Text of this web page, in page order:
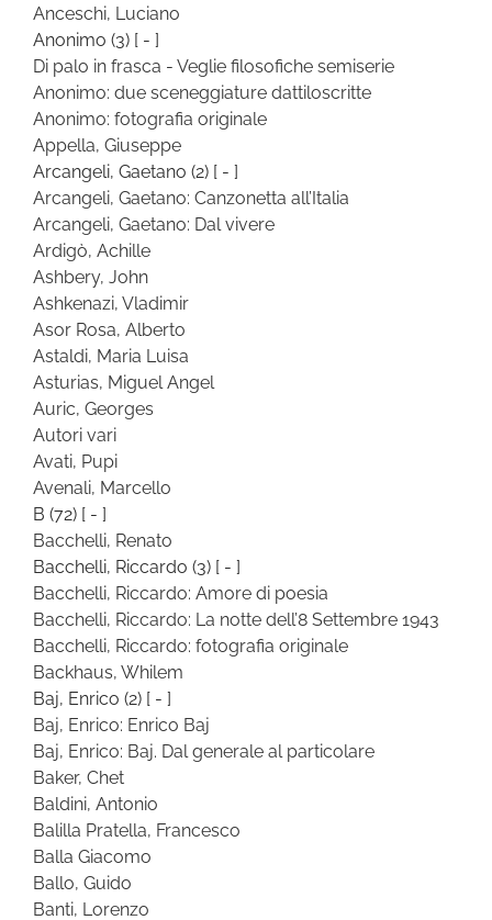
Anceschi, Luciano
Anonimo (3) [ - ]
Di palo in frasca - Veglie filosofiche semiserie
Anonimo: due sceneggiature dattiloscritte
Anonimo: fotografia originale
Appella, Giuseppe
Arcangeli, Gaetano (2) [ - ]
Arcangeli, Gaetano: Canzonetta all’Italia
Arcangeli, Gaetano: Dal vivere
Ardigò, Achille
Ashbery, John
Ashkenazi, Vladimir
Asor Rosa, Alberto
Astaldi, Maria Luisa
Asturias, Miguel Angel
Auric, Georges
Autori vari
Avati, Pupi
Avenali, Marcello
B (72) [ - ]
Bacchelli, Renato
Bacchelli, Riccardo (3) [ - ]
Bacchelli, Riccardo: Amore di poesia
Bacchelli, Riccardo: La notte dell’8 Settembre 1943
Bacchelli, Riccardo: fotografia originale
Backhaus, Whilem
Baj, Enrico (2) [ - ]
Baj, Enrico: Enrico Baj
Baj, Enrico: Baj. Dal generale al particolare
Baker, Chet
Baldini, Antonio
Balilla Pratella, Francesco
Balla Giacomo
Ballo, Guido
Banti, Lorenzo